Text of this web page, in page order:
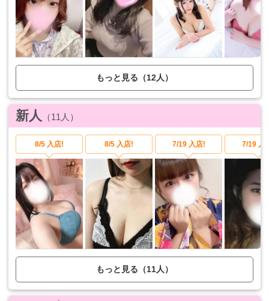
もっと見る（12人）
新人 （11人）
8/5 入店! 8/5 入店! 7/19 入店! 7/19 入
もっと見る（11人）